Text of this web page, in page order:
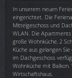
In unserem neuen
eingerichtet. Die
Mittelgeschoss und
WLAN. Die
große Wohnküche, 2
Küche aus gelangen
im Dachgeschoss
Wohnküche mit
Wirtschaftshaus.